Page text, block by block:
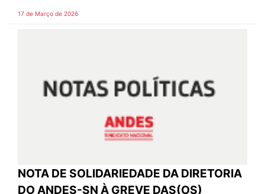
17 de Março de 2026
NOTA DE SOLIDARIEDADE DA DIRETORIA
DO ANDES-SN À GREVE DAS(OS)